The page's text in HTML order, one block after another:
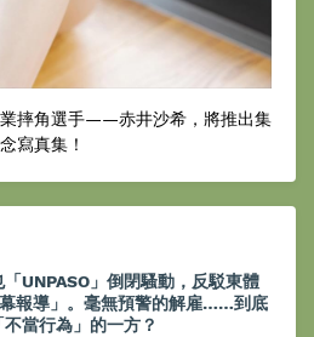
業摔角選手——赤井沙希，將推出集
寫真集！
「UNPASO」倒閉騷動，反駁東體
幕報導」。毫無預警的解雇……到底
當行為」的一方？